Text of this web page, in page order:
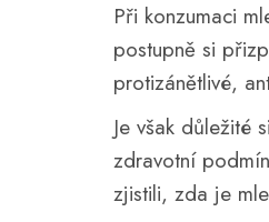
Při konzumaci
postupně si
protizánětlivé,
Je však důležité
zdravotní
zjistili, zda je